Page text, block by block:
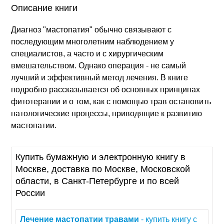
Описание книги
Диагноз "мастопатия" обычно связывают с
последующим многолетним наблюдением у
специалистов, а часто и с хирургическим
вмешательством. Однако операция - не самый
лучший и эффективный метод лечения. В книге
подробно рассказывается об основных принципах
фитотерапии и о том, как с помощью трав остановить
патологические процессы, приводящие к развитию
мастопатии.
Купить бумажную и электронную книгу в
Москве, доставка по Москве, Московской
области, в Санкт-Петербурге и по всей
России
Лечение мастопатии травами - купить книгу с